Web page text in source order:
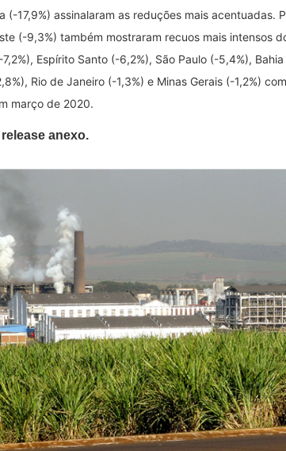
(-17,9%) assinalaram as reduções mais acentuadas.
(-9,3%) também mostraram recuos mais intensos
Espírito Santo (-6,2%), São Paulo (-5,4%),
Rio de Janeiro (-1,3%) e Minas Gerais (-1,2%)
março de 2020.
anexo.